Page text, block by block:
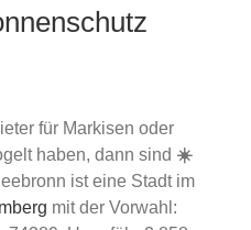
für Markisen oder
haben, dann sind ☀️
ist eine Stadt im
mit der Vorwahl: